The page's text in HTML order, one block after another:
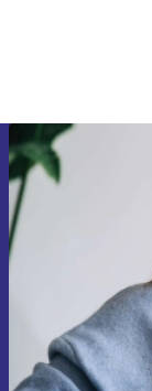
Informace o